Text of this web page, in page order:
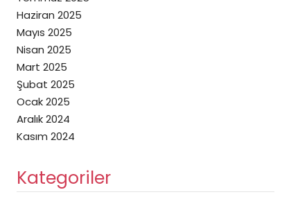
Haziran 2025
Mayıs 2025
Nisan 2025
Mart 2025
Şubat 2025
Ocak 2025
Aralık 2024
Kasım 2024
Kategoriler